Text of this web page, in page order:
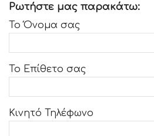
Ρωτήστε μας παρακάτω:
Το Όνομα σας
Το Επίθετο σας
Κινητό Τηλέφωνο